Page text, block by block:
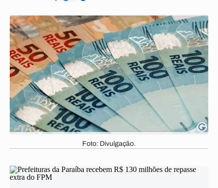
Foto: Divulgação.